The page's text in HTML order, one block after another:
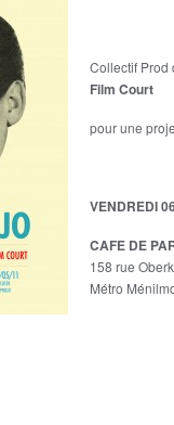
Collectif Prod
Film Court
pour une
VENDREDI
CAFE DE
158 rue
Métro